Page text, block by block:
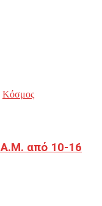
Κόσμος
από 10-16